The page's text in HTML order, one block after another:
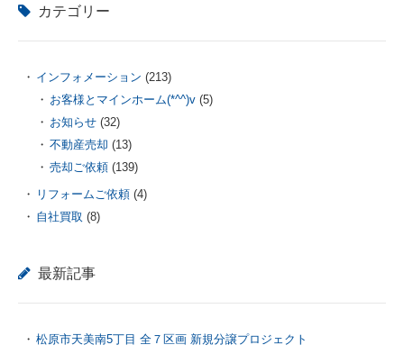
カテゴリー
インフォメーション (213)
お客様とマインホーム(*^^)v (5)
お知らせ (32)
不動産売却 (13)
売却ご依頼 (139)
リフォームご依頼 (4)
自社買取 (8)
最新記事
松原市天美南5丁目 全７区画 新規分譲プロジェクト